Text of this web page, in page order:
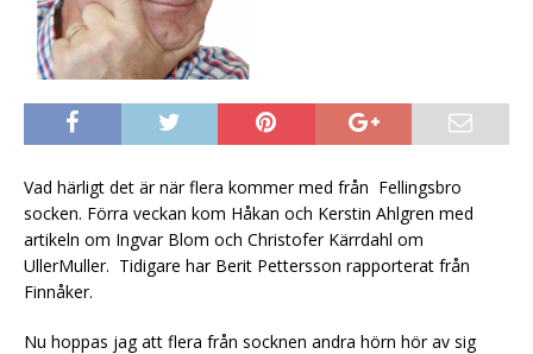
Vad härligt det är när flera kommer med från Fellingsbro
socken. Förra veckan kom Håkan och Kerstin Ahlgren med
artikeln om Ingvar Blom och Christofer Kärrdahl om
UllerMuller. Tidigare har Berit Pettersson rapporterat från
Finnåker.
Nu hoppas jag att flera från socknen andra hörn hör av sig